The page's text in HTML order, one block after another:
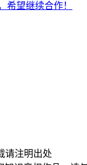
希望继续合作！
请注明出处